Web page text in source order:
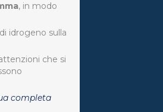
, in modo
idrogeno sulla
che si
completa